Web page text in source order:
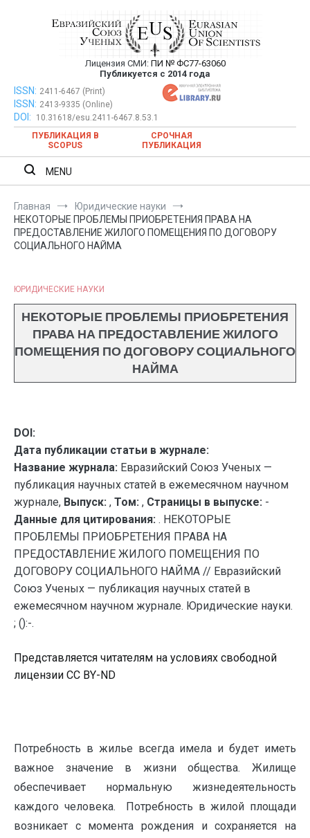
Евразийский Союз Ученых —
публикация научных статей в
ежемесячном научном журнале
Лицензия СМИ: ПИ № ФС77-63060
Публикуется с 2014 года
Евразийский Союз Ученых — публикация научных статей в
ежемесячном научном журнале
ISSN: 2411-6467 (Print)
ISSN: 2413-9335 (Online)
DOI:
10.31618/esu.2411-6467.8.53.1
ПУБЛИКАЦИЯ В
SCOPUS
СРОЧНАЯ
ПУБЛИКАЦИЯ
MENU
Главная
Юридические науки
НЕКОТОРЫЕ ПРОБЛЕМЫ ПРИОБРЕТЕНИЯ ПРАВА НА
ПРЕДОСТАВЛЕНИЕ ЖИЛОГО ПОМЕЩЕНИЯ ПО ДОГОВОРУ
СОЦИАЛЬНОГО НАЙМА
ЮРИДИЧЕСКИЕ НАУКИ
НЕКОТОРЫЕ ПРОБЛЕМЫ ПРИОБРЕТЕНИЯ
ПРАВА НА ПРЕДОСТАВЛЕНИЕ ЖИЛОГО
ПОМЕЩЕНИЯ ПО ДОГОВОРУ СОЦИАЛЬНОГО
НАЙМА
DOI:
Дата публикации статьи в журнале:
Название журнала: Евразийский Союз Ученых —
публикация научных статей в ежемесячном научном
журнале, Выпуск: , Том: , Страницы в выпуске: -
Данные для цитирования: . НЕКОТОРЫЕ
ПРОБЛЕМЫ ПРИОБРЕТЕНИЯ ПРАВА НА
ПРЕДОСТАВЛЕНИЕ ЖИЛОГО ПОМЕЩЕНИЯ ПО
ДОГОВОРУ СОЦИАЛЬНОГО НАЙМА // Евразийский
Союз Ученых — публикация научных статей в
ежемесячном научном журнале. Юридические науки.
; ():-.
Представляется читателям на условиях свободной
лицензии CC BY-ND
Потребность в жилье всегда имела и будет иметь
важное значение в жизни общества. Жилище
обеспечивает нормальную жизнедеятельность
каждого человека. ‏ㅤ Потребность в жилой площади
возникает с момента рождения и сохраняется на